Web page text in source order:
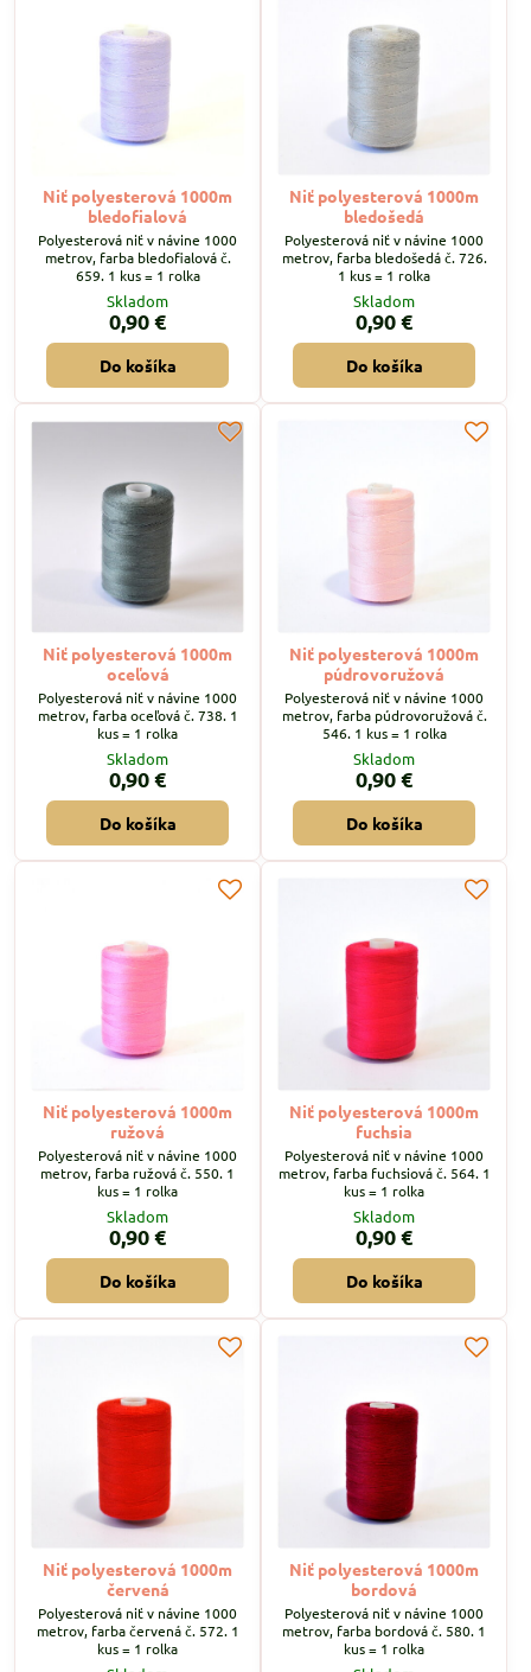
Niť polyesterová 1000m
bledofialová
Polyesterová niť v návine 1000
metrov, farba bledofialová č.
659. 1 kus = 1 rolka
Skladom
0,90 €
Do košíka
Niť polyesterová 1000m
bledošedá
Polyesterová niť v návine 1000
metrov, farba bledošedá č. 726.
1 kus = 1 rolka
Skladom
0,90 €
Do košíka
Niť polyesterová 1000m
oceľová
Polyesterová niť v návine 1000
metrov, farba oceľová č. 738. 1
kus = 1 rolka
Skladom
0,90 €
Do košíka
Niť polyesterová 1000m
púdrovoružová
Polyesterová niť v návine 1000
metrov, farba púdrovoružová č.
546. 1 kus = 1 rolka
Skladom
0,90 €
Do košíka
Niť polyesterová 1000m
ružová
Polyesterová niť v návine 1000
metrov, farba ružová č. 550. 1
kus = 1 rolka
Skladom
0,90 €
Do košíka
Niť polyesterová 1000m
fuchsia
Polyesterová niť v návine 1000
metrov, farba fuchsiová č. 564. 1
kus = 1 rolka
Skladom
0,90 €
Do košíka
Niť polyesterová 1000m
červená
Polyesterová niť v návine 1000
metrov, farba červená č. 572. 1
kus = 1 rolka
Niť polyesterová 1000m
bordová
Polyesterová niť v návine 1000
metrov, farba bordová č. 580. 1
kus = 1 rolka